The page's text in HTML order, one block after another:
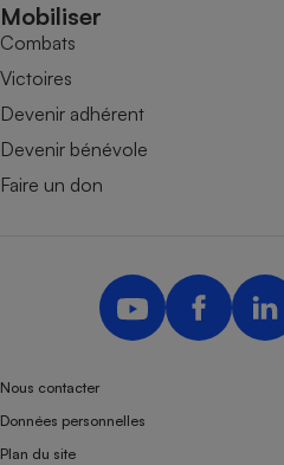
Mobiliser
Combats
Victoires
Devenir adhérent
Devenir bénévole
Faire un don
Nous contacter
Données personnelles
Plan du site